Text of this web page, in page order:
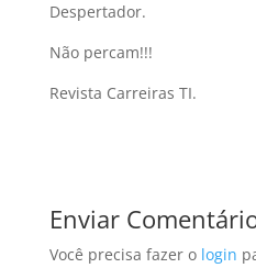
Despertador.
Não percam!!!
Revista Carreiras TI.
Enviar
Você precisa fazer o login